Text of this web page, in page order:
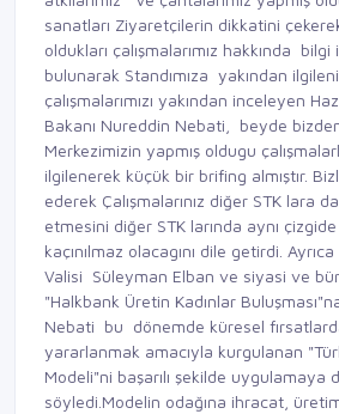
sanatları Ziyaretçilerin dikkatini
oldukları çalışmalarımız hakkında
bulunarak Standımıza yakından
çalışmalarımızı yakından inceleyen
Bakanı Nureddin Nebati, beyde bizden
Merkezimizin yapmış oldugu
ilgilenerek küçük bir brifing almıştır.
ederek Çalışmalarınız diğer STK lara
etmesini diğer STK larında aynı
kaçınılmaz olacagını dile getirdi.
Valisi Süleyman Elban ve siyasi ve
"Halkbank Üretin Kadınlar
Nebati bu dönemde küresel
yararlanmak amacıyla kurgulanan
Modeli"ni başarılı şekilde uygulamaya
söyledi.Modelin odağına ihracat,